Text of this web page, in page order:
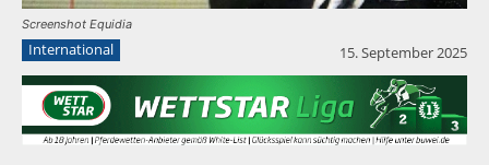
Screenshot Equidia
International 15. September 2025